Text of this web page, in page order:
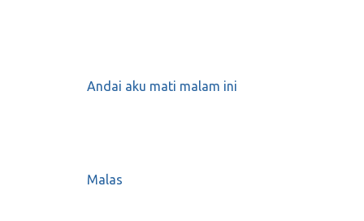
BERHENTI MEROKOK YUK
Andai aku mati malam ini
Malas